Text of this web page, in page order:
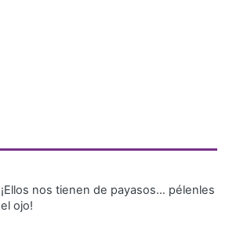
¡Ellos nos tienen de payasos… pélenles
el ojo!